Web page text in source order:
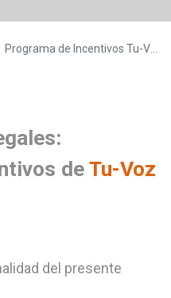
Programa de Incentivos Tu-Voz
deTu-Voz
del presente